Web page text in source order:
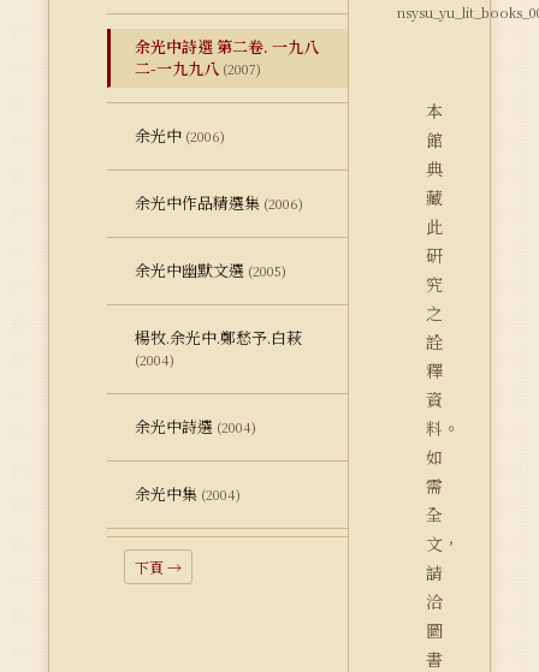
余光中詩選 第二卷. 一九八
二-一九九八 (2007)
余光中 (2006)
余光中作品精選集 (2006)
余光中幽默文選 (2005)
楊牧.余光中.鄭愁予.白萩
(2004)
余光中詩選 (2004)
余光中集 (2004)
下頁 →
本
館
典
藏
此
研
究
之
詮
釋
資
料。
如
需
全
文，
請
洽
圖
書